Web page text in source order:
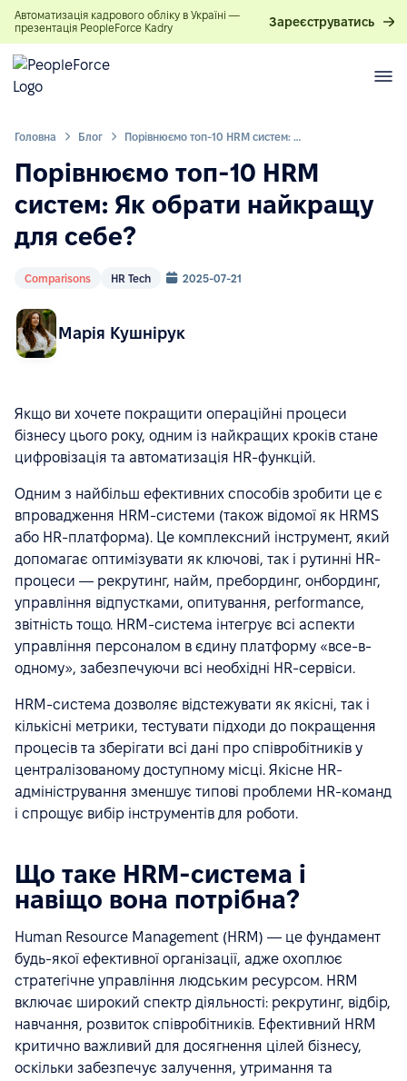
Автоматизація кадрового обліку в Україні —
презентація PeopleForce Kadry
Зареєструватись
Головна Блог Порівнюємо топ-10 HRM систем: Як обрати найкращу для себе?
Порівнюємо топ-10 HRM
систем: Як обрати найкращу
для себе?
Comparisons HR Tech 2025-07-21
Марія Кушнірук
Якщо ви хочете покращити операційні процеси
бізнесу цього року, одним із найкращих кроків стане
цифровізація та автоматизація HR-функцій.
Одним з найбільш ефективних способів зробити це є
впровадження HRM-системи (також відомої як HRMS
або HR-платформа). Це комплексний інструмент, який
допомагає оптимізувати як ключові, так і рутинні HR-
процеси — рекрутинг, найм, пребординг, онбординг,
управління відпустками, опитування, performance,
звітність тощо. HRM-система інтегрує всі аспекти
управління персоналом в єдину платформу «все-в-
одному», забезпечуючи всі необхідні HR-сервіси.
HRM-система дозволяє відстежувати як якісні, так і
кількісні метрики, тестувати підходи до покращення
процесів та зберігати всі дані про співробітників у
централізованому доступному місці. Якісне HR-
адміністрування зменшує типові проблеми HR-команд
і спрощує вибір інструментів для роботи.
Що таке HRM-система і
навіщо вона потрібна?
Human Resource Management (HRM) — це фундамент
будь-якої ефективної організації, адже охоплює
стратегічне управління людським ресурсом. HRM
включає широкий спектр діяльності: рекрутинг, відбір,
навчання, розвиток співробітників. Ефективний HRM
критично важливий для досягнення цілей бізнесу,
оскільки забезпечує залучення, утримання та